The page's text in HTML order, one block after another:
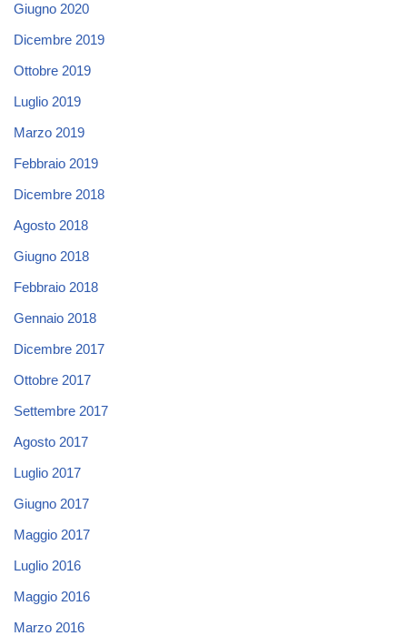
Giugno 2020
Dicembre 2019
Ottobre 2019
Luglio 2019
Marzo 2019
Febbraio 2019
Dicembre 2018
Agosto 2018
Giugno 2018
Febbraio 2018
Gennaio 2018
Dicembre 2017
Ottobre 2017
Settembre 2017
Agosto 2017
Luglio 2017
Giugno 2017
Maggio 2017
Luglio 2016
Maggio 2016
Marzo 2016